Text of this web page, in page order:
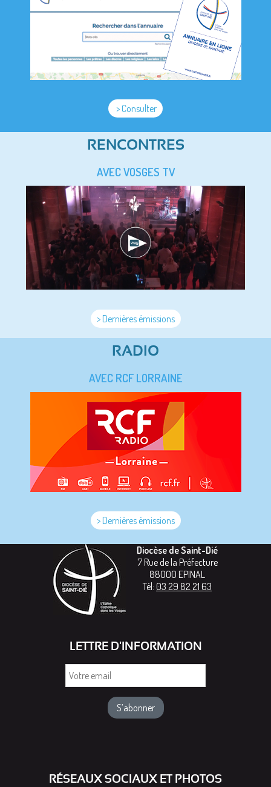
> Consulter
RENCONTRES
AVEC VOSGES TV
> Dernières émissions
RADIO
AVEC RCF LORRAINE
> Dernières émissions
Diocèse de Saint-Dié
7 Rue de la Préfecture
88000 EPINAL
Tél: 03 29 82 21 63
LETTRE D'INFORMATION
RÉSEAUX SOCIAUX ET PHOTOS